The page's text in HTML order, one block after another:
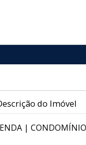
do Imóvel
| CONDOMÍNIO